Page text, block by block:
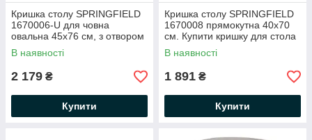
Кришка столу SPRINGFIELD
1670006-U для човна
овальна 45х76 см, з отвором
під парасольку
В наявності
2 179 ₴
Купити
Кришка столу SPRINGFIELD
1670008 прямокутна 40х70
см. Купити кришку для стола
в човен
В наявності
1 891 ₴
Купити